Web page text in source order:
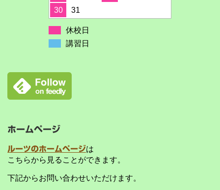
30
31
休校日
講習日
ホームページ
ルーツのホームページは
こちらから見ることができます。
下記からお問い合わせいただけます。